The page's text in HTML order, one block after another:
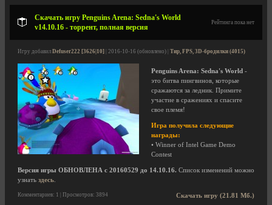
Скачать игру Penguins Arena: Sedna's World
v14.10.16 - торрент, полная версия
Рейтинга пока нет
Игру добавил Defuser222 [3626|10] | 2016-10-16 (обновлено) | Тир, FPS, 3D-бродилки (4015)
Penguins Arena: Sedna's World -
это битва пингвинов, которые
сражаются за ледник. Примите
участие в сражениях и спасите
свое племя!
Игра получила следующие
награды:
• Winner of Intel Game Demo
Contest
Версия игры ОБНОВЛЕНА с 20160529 до 14.10.16. Список изменений можно
узнать здесь
Скачать игру (21.81 Мб.)
Комментариев: 1 | Просмотров: 3894